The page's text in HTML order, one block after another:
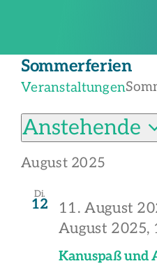
Sommerferien
Veranstaltungen
Anstehende
Datum
wählen.
August 2025
Di.
12
Kanuspaß und
11. August
August 2025,